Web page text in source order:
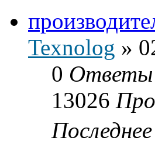
Texnolog »
0 Ответы
13026